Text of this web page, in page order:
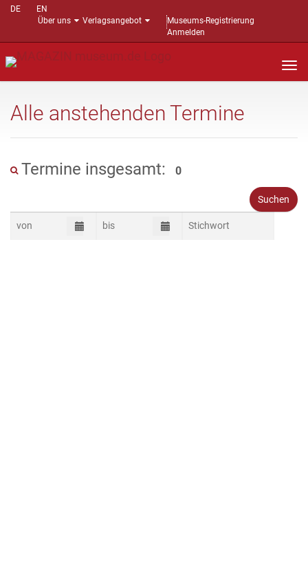
DE
EN
Über uns
Verlagsangebot
Museums-Registrierung
Anmelden
Alle anstehenden Termine
Termine insgesamt: 0